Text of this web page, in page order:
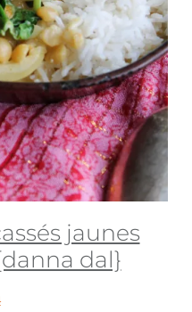
jaunes
dal}